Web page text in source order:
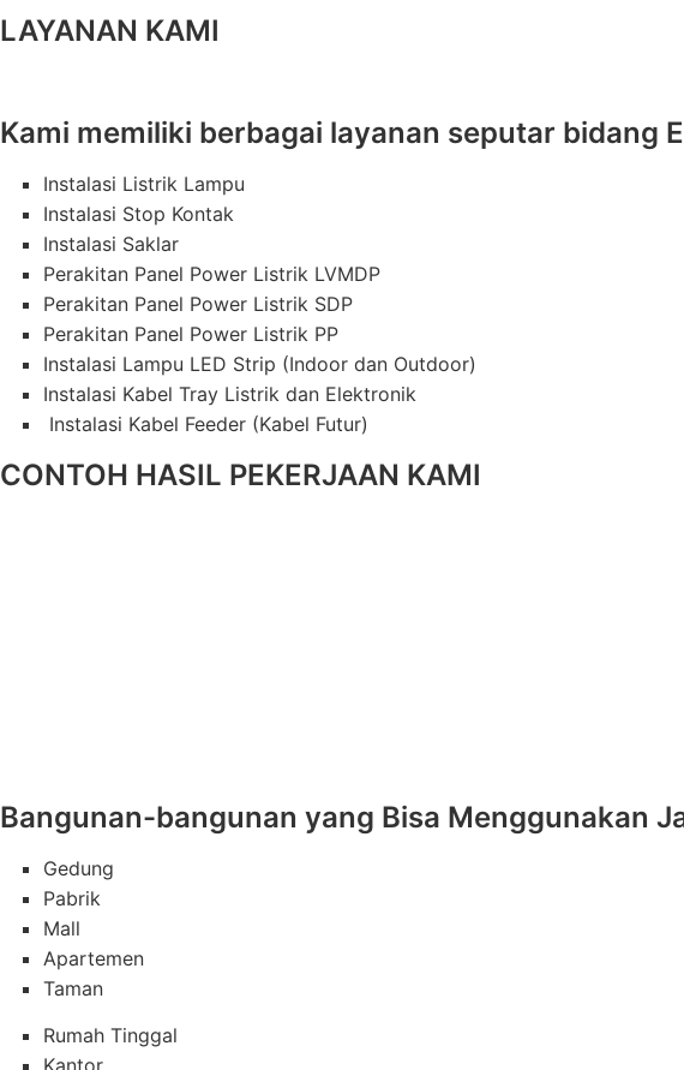
LAYANAN KAMI
Kami memiliki berbagai layanan seputar bidang
Instalasi Listrik Lampu
Instalasi Stop Kontak
Instalasi Saklar
Perakitan Panel Power Listrik LVMDP
Perakitan Panel Power Listrik SDP
Perakitan Panel Power Listrik PP
Instalasi Lampu LED Strip (Indoor dan Outdoor)
Instalasi Kabel Tray Listrik dan Elektronik
Instalasi Kabel Feeder (Kabel Futur)
CONTOH HASIL PEKERJAAN KAMI
Bangunan-bangunan yang Bisa Menggunakan
Gedung
Pabrik
Mall
Apartemen
Taman
Rumah Tinggal